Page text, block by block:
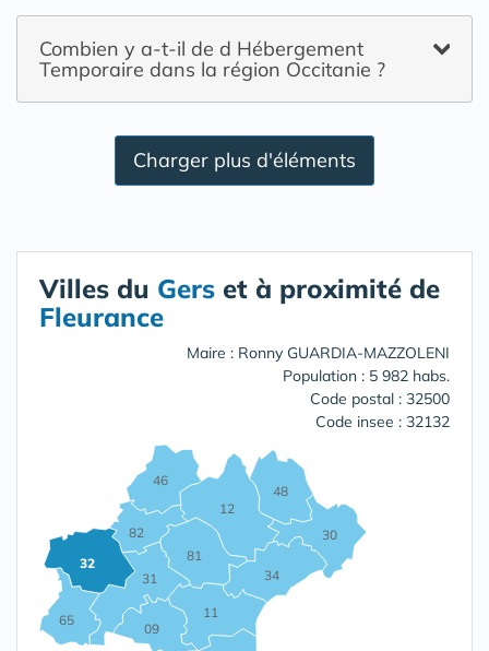
Combien y a-t-il de d Hébergement
Temporaire dans la région Occitanie ?
Charger plus d'éléments
Villes du Gers et à proximité de
Fleurance
Maire : Ronny GUARDIA-MAZZOLENI
Population : 5 982 habs.
Code postal : 32500
Code insee : 32132
09
11
12
30
31
32
34
46
48
65
81
82